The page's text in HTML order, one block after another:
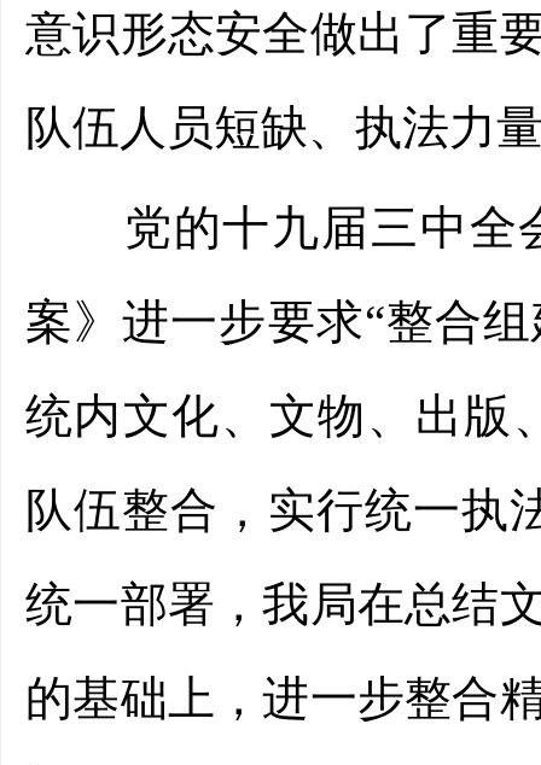
意识形态安全做出了重
队伍人员短缺、执法力
党的十九届三中全
案》进一步要求“整合
统内文化、文物、出版
队伍整合，实行统一执
统一部署，我局在总结
的基础上，进一步整合